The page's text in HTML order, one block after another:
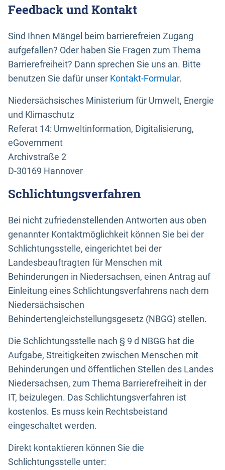
Feedback und Kontakt
Sind Ihnen Mängel beim barrierefreien Zugang
aufgefallen? Oder haben Sie Fragen zum Thema
Barrierefreiheit? Dann sprechen Sie uns an. Bitte
benutzen Sie dafür unser Kontakt-Formular.
Niedersächsisches Ministerium für Umwelt, Energie
und Klimaschutz
Referat 14: Umweltinformation, Digitalisierung,
eGovernment
Archivstraße 2
D-30169 Hannover
Schlichtungsverfahren
Bei nicht zufriedenstellenden Antworten aus oben
genannter Kontaktmöglichkeit können Sie bei der
Schlichtungsstelle, eingerichtet bei der
Landesbeauftragten für Menschen mit
Behinderungen in Niedersachsen, einen Antrag auf
Einleitung eines Schlichtungsverfahrens nach dem
Niedersächsischen
Behindertengleichstellungsgesetz (NBGG) stellen.
Die Schlichtungsstelle nach § 9 d NBGG hat die
Aufgabe, Streitigkeiten zwischen Menschen mit
Behinderungen und öffentlichen Stellen des Landes
Niedersachsen, zum Thema Barrierefreiheit in der
IT, beizulegen. Das Schlichtungsverfahren ist
kostenlos. Es muss kein Rechtsbeistand
eingeschaltet werden.
Direkt kontaktieren können Sie die
Schlichtungsstelle unter: